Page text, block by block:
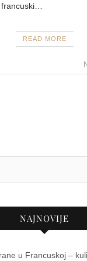
READ MORE
NAJNOVIJE
u Francuskoj –